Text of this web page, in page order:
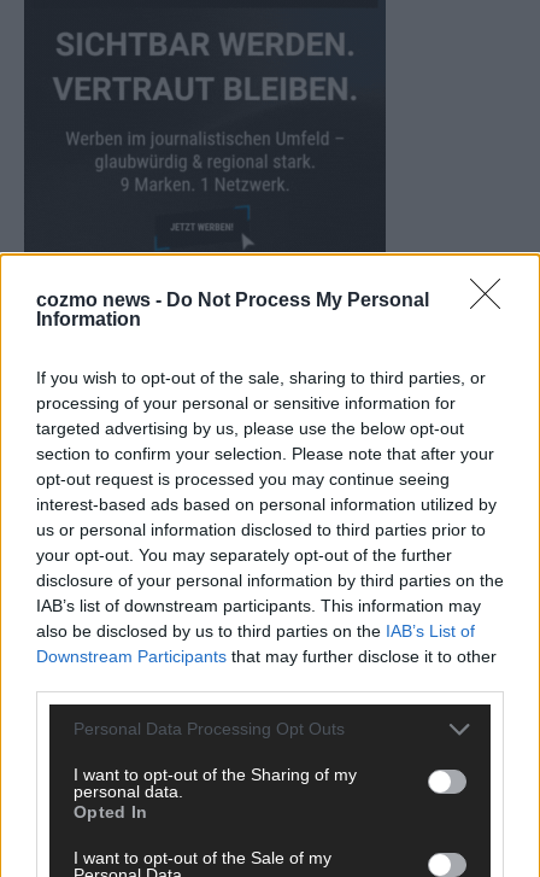
cozmo news - Do Not Process My Personal
Information
If you wish to opt-out of the sale, sharing to third parties, or
processing of your personal or sensitive information for
targeted advertising by us, please use the below opt-out
section to confirm your selection. Please note that after your
opt-out request is processed you may continue seeing
interest-based ads based on personal information utilized by
us or personal information disclosed to third parties prior to
your opt-out. You may separately opt-out of the further
disclosure of your personal information by third parties on the
IAB’s list of downstream participants. This information may
also be disclosed by us to third parties on the IAB’s List of
Downstream Participants that may further disclose it to other
Personal Data Processing Opt Outs
I want to opt-out of the Sharing of my
personal data.
Opted In
I want to opt-out of the Sale of my
CHECK UNS AUF FACEBOOK
AD
DIREKT ZUM THEMA